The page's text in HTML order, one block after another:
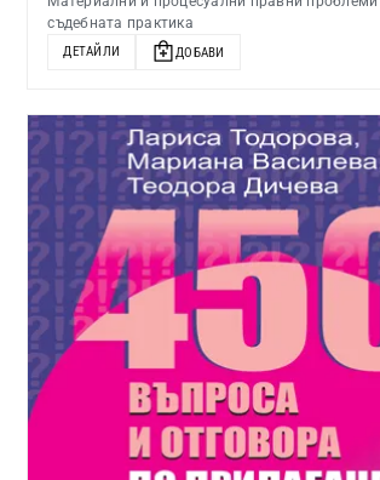
съдебната практика
ДЕТАЙЛИ ДОБАВИ